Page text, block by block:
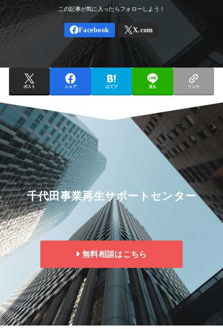
ポスト シェア はてブ 送る リンク
千代田事業再生サポートセンター
無料相談はこちら